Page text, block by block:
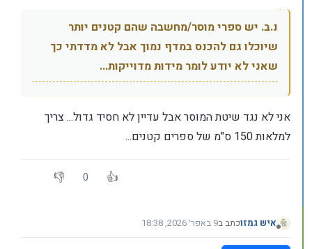
נ.ב. יש ספרי מוסר/מחשבה שהם קטנים יותר
שיוכלו גם להכנס במדף נמוך אבל לא מדדתי כך
שאני לא יודע לומר מידות מדוייקות...
אני לא נגד שיטת המוסר אבל עדיין לא חסיד גדול... צריך
למלאות 150 ס"מ של ספרים קטנים...
0
מנותק
איש גמזוכתב ב9 באפר׳ 2026, 18:38
נערך לאחרונה על ידי איש גמזו